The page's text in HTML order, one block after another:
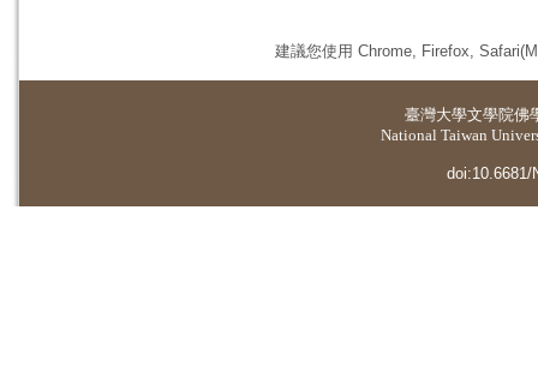
建議您使用 Chrome, Firefox,
臺灣大學文學院佛
National Taiwan
doi:10.6681/